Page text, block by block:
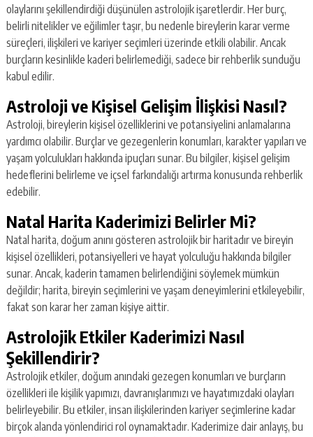
olaylarını şekillendirdiği düşünülen astrolojik işaretlerdir. Her burç,
belirli nitelikler ve eğilimler taşır, bu nedenle bireylerin karar verme
süreçleri, ilişkileri ve kariyer seçimleri üzerinde etkili olabilir. Ancak
burçların kesinlikle kaderi belirlemediği, sadece bir rehberlik sunduğu
kabul edilir.
Astroloji ve Kişisel Gelişim İlişkisi Nasıl?
Astroloji, bireylerin kişisel özelliklerini ve potansiyelini anlamalarına
yardımcı olabilir. Burçlar ve gezegenlerin konumları, karakter yapıları ve
yaşam yolculukları hakkında ipuçları sunar. Bu bilgiler, kişisel gelişim
hedeflerini belirleme ve içsel farkındalığı artırma konusunda rehberlik
edebilir.
Natal Harita Kaderimizi Belirler Mi?
Natal harita, doğum anını gösteren astrolojik bir haritadır ve bireyin
kişisel özellikleri, potansiyelleri ve hayat yolculuğu hakkında bilgiler
sunar. Ancak, kaderin tamamen belirlendiğini söylemek mümkün
değildir; harita, bireyin seçimlerini ve yaşam deneyimlerini etkileyebilir,
fakat son karar her zaman kişiye aittir.
Astrolojik Etkiler Kaderimizi Nasıl
Şekillendirir?
Astrolojik etkiler, doğum anındaki gezegen konumları ve burçların
özellikleri ile kişilik yapımızı, davranışlarımızı ve hayatımızdaki olayları
belirleyebilir. Bu etkiler, insan ilişkilerinden kariyer seçimlerine kadar
birçok alanda yönlendirici rol oynamaktadır. Kaderimize dair anlayış, bu